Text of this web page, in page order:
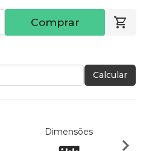
Comprar
Calcular
Dimensões